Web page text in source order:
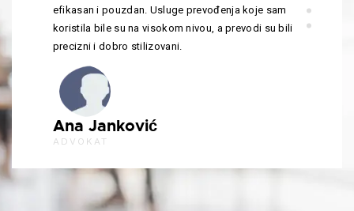
efikasan i pouzdan. Usluge prevođenja koje sam
koristila bile su na visokom nivou, a prevodi su bili
precizni i dobro stilizovani.
Ana Janković
ADVOKAT